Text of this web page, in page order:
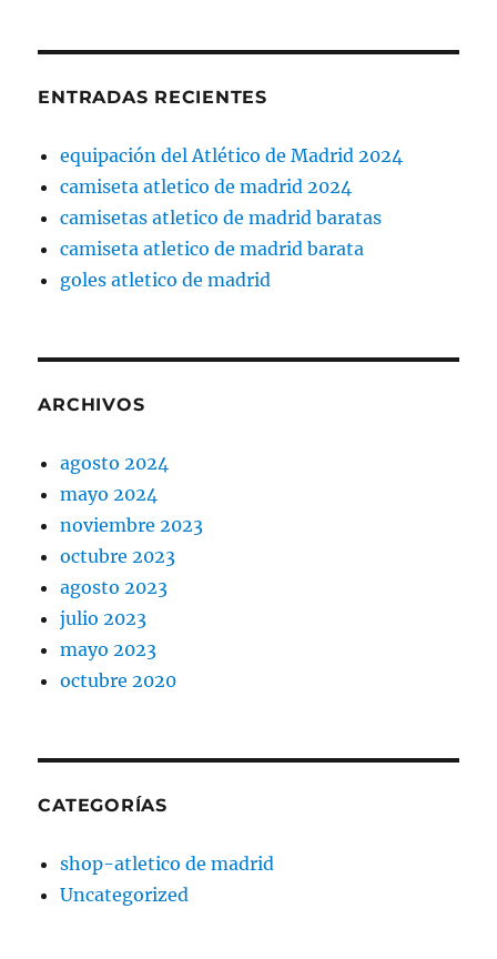
ENTRADAS RECIENTES
equipación del Atlético de Madrid 2024
camiseta atletico de madrid 2024
camisetas atletico de madrid baratas
camiseta atletico de madrid barata
goles atletico de madrid
ARCHIVOS
agosto 2024
mayo 2024
noviembre 2023
octubre 2023
agosto 2023
julio 2023
mayo 2023
octubre 2020
CATEGORÍAS
shop-atletico de madrid
Uncategorized